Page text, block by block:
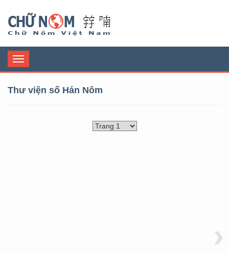
Toggle
navigation
Thư viện số Hán Nôm
›